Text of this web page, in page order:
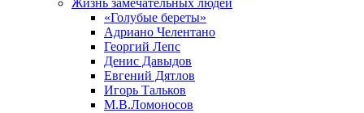
Жизнь замечательных людей
«Голубые береты»
Адриано Челентано
Георгий Лепс
Денис Давыдов
Евгений Дятлов
Игорь Тальков
М.В.Ломоносов